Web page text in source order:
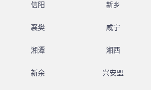
信阳 新乡
襄樊 咸宁
湘潭 湘西
新余 兴安盟